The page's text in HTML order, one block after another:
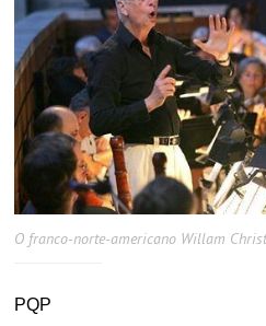
O franco-norte-americano Willam
PQP